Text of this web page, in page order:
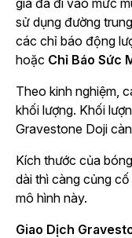
giá đã đi vào mức
sử dụng đường
các chỉ báo động
hoặc Chỉ Báo Sức
Theo kinh nghiệm,
khối lượng. Khối
Gravestone Doji
Kích thước của
dài thì càng củng
mô hình này.
Giao Dịch